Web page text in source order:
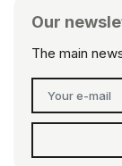
Our
The main